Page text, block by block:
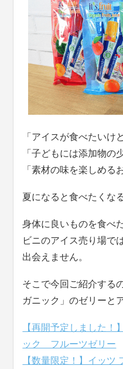
「アイスが食べたいけ
「子どもには添加物の
「素材の味を楽しめる
夏になると食べたくな
身体に良いものを食べ
ビニのアイス売り場で
出会えません。
そこで今回ご紹介する
ガニック」のゼリーと
【再開予定しました！
ック フルーツゼリー
【数量限定！】イッ